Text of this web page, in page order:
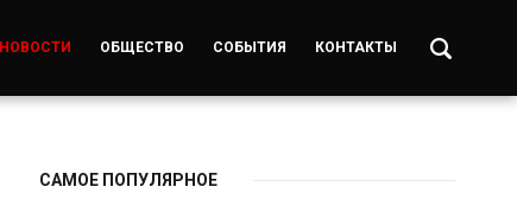
НОВОСТИ ОБЩЕСТВО СОБЫТИЯ КОНТАКТЫ
САМОЕ ПОПУЛЯРНОЕ